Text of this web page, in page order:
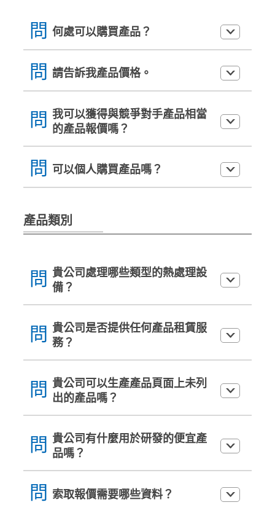
問 何處可以購買產品？
問 請告訴我產品價格。
問 我可以獲得與競爭對手產品相當
的產品報價嗎？
問 可以個人購買產品嗎？
產品類別
問 貴公司處理哪些類型的熱處理設
備？
問 貴公司是否提供任何產品租賃服
務？
問 貴公司可以生產產品頁面上未列
出的產品嗎？
問 貴公司有什麼用於研發的便宜產
品嗎？
問 索取報價需要哪些資料？